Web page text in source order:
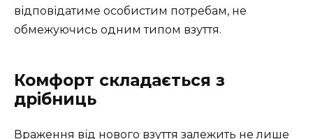
відповідатиме особистим потребам, не
обмежуючись одним типом взуття.
Комфорт складається з
дрібниць
Враження від нового взуття залежить не лише